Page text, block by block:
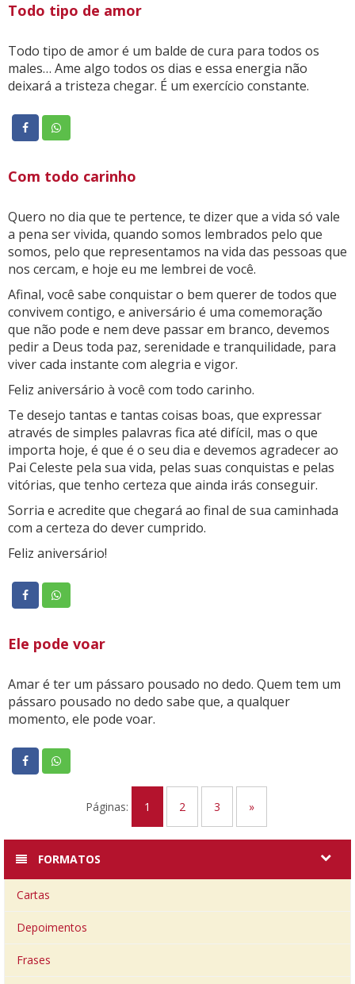
Todo tipo de amor
Todo tipo de amor é um balde de cura para todos os
males… Ame algo todos os dias e essa energia não
deixará a tristeza chegar. É um exercício constante.
Com todo carinho
Quero no dia que te pertence, te dizer que a vida só vale
a pena ser vivida, quando somos lembrados pelo que
somos, pelo que representamos na vida das pessoas que
nos cercam, e hoje eu me lembrei de você.
Afinal, você sabe conquistar o bem querer de todos que
convivem contigo, e aniversário é uma comemoração
que não pode e nem deve passar em branco, devemos
pedir a Deus toda paz, serenidade e tranquilidade, para
viver cada instante com alegria e vigor.
Feliz aniversário à você com todo carinho.
Te desejo tantas e tantas coisas boas, que expressar
através de simples palavras fica até difícil, mas o que
importa hoje, é que é o seu dia e devemos agradecer ao
Pai Celeste pela sua vida, pelas suas conquistas e pelas
vitórias, que tenho certeza que ainda irás conseguir.
Sorria e acredite que chegará ao final de sua caminhada
com a certeza do dever cumprido.
Feliz aniversário!
Ele pode voar
Amar é ter um pássaro pousado no dedo. Quem tem um
pássaro pousado no dedo sabe que, a qualquer
momento, ele pode voar.
Páginas: 1 2 3 »
FORMATOS
Cartas
Depoimentos
Frases